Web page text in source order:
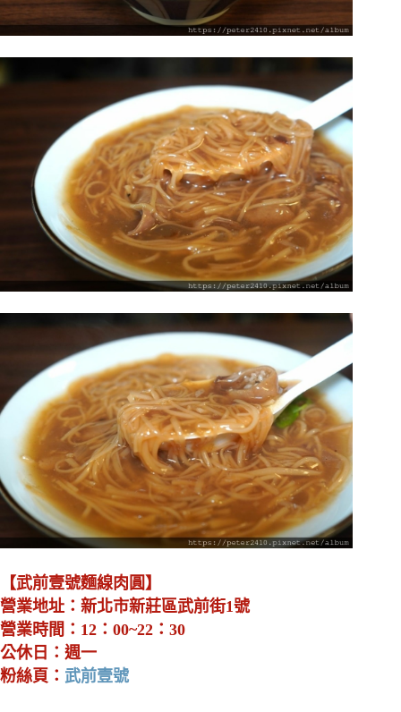
【武前壹號麵線肉圓】
營業地址：新北市新莊區武前街1號
營業時間：12：00~22：30
公休日：週一
粉絲頁： 武前壹號